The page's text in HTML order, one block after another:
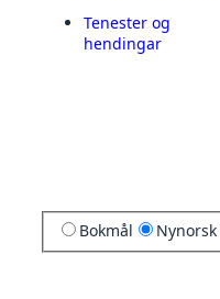
Tenester og
hendingar
Bokmål Nynorsk